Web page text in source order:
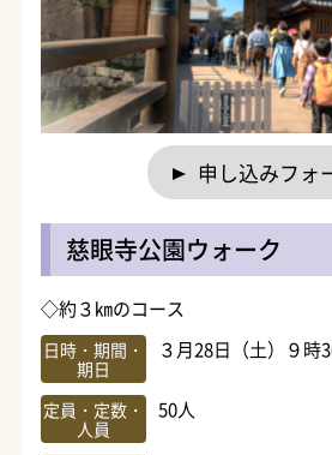
申し込みフォ
慈眼寺公園ウォーク
◇約３㎞のコース
日時・期間・
期日
３月28日（土）９時
定員・定数・
人員
50人